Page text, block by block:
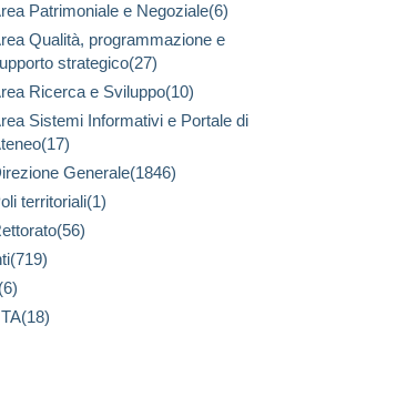
Patrimoniale e Negoziale(6)
Qualità, programmazione e
strategico(27)
Ricerca e Sviluppo(10)
Sistemi Informativi e Portale di
Generale(1846)
territoriali(1)